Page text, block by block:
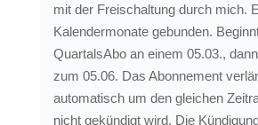
mit der Freischaltung durch mich.
Kalendermonate gebunden.
QuartalsAbo an einem 05.03.,
zum 05.06. Das Abonnement
automatisch um den gleichen
nicht gekündigt wird. Die